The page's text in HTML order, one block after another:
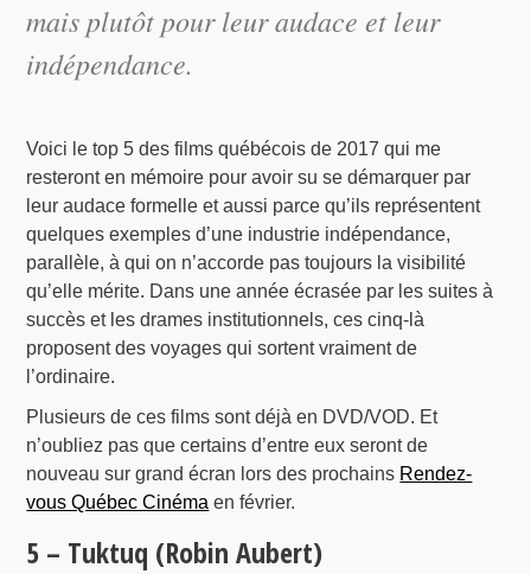
mais plutôt pour leur audace et leur
indépendance.
Voici le top 5 des films québécois de 2017 qui me
resteront en mémoire pour avoir su se démarquer par
leur audace formelle et aussi parce qu’ils représentent
quelques exemples d’une industrie indépendance,
parallèle, à qui on n’accorde pas toujours la visibilité
qu’elle mérite. Dans une année écrasée par les suites à
succès et les drames institutionnels, ces cinq-là
proposent des voyages qui sortent vraiment de
l’ordinaire.
Plusieurs de ces films sont déjà en DVD/VOD. Et
n’oubliez pas que certains d’entre eux seront de
nouveau sur grand écran lors des prochains Rendez-
vous Québec Cinéma en février.
5 – Tuktuq (Robin Aubert)